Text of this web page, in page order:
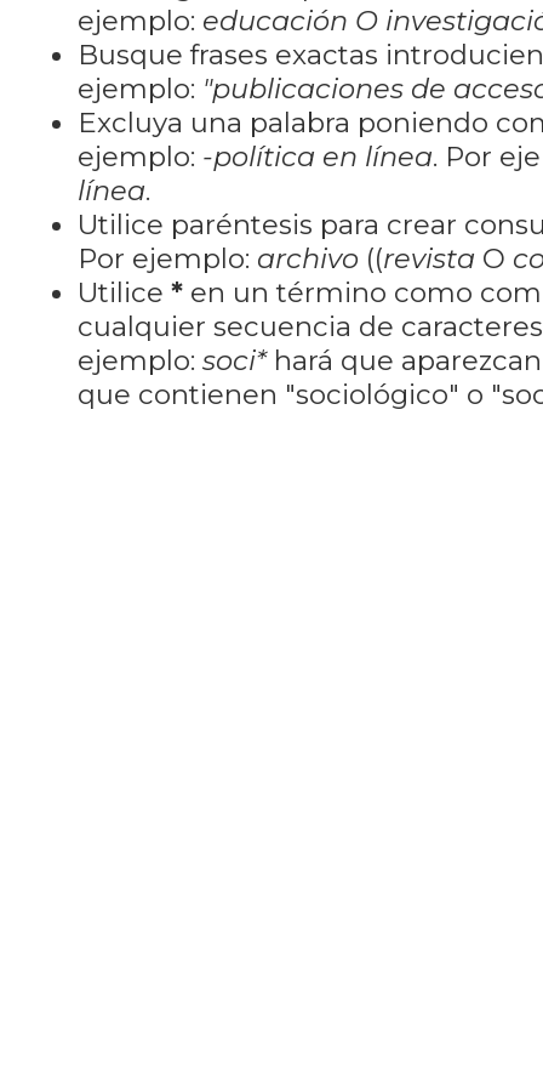
ejemplo: educación O
Busque frases exactas
ejemplo: "publicaciones de
Excluya una palabra poniendo
ejemplo: -política en línea. Por
línea.
Utilice paréntesis para crear
Por ejemplo: archivo ((revista O
Utilice *en un término como
cualquier secuencia de
ejemplo: soci*hará que
que contienen "sociológico" o